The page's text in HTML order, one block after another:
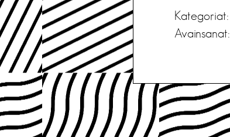
Kategoriat:
Avainsanat: